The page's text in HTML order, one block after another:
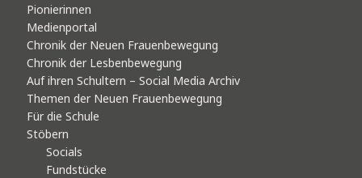
Pionierinnen
Medienportal
Chronik der Neuen Frauenbewegung
Chronik der Lesbenbewegung
Auf ihren Schultern – Social Media Archiv
Themen der Neuen Frauenbewegung
Für die Schule
Stöbern
Socials
Fundstücke